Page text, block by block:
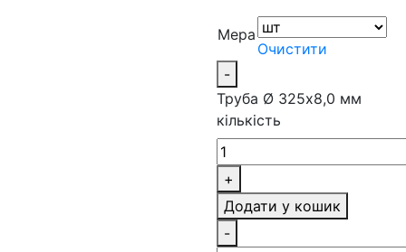
Мера
Очистити
-
Труба Ø 325х8,0 мм
кількість
+
Додати у кошик
-